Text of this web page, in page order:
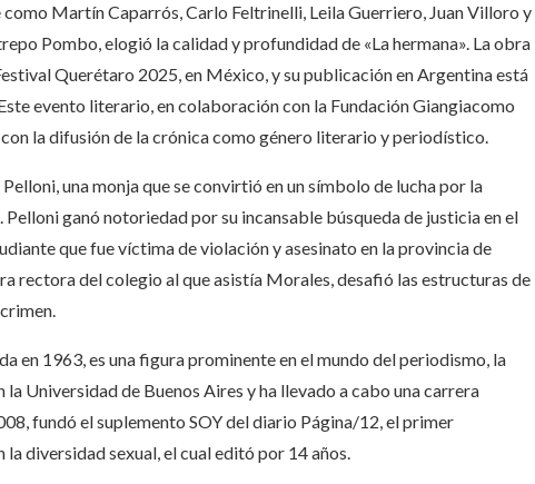
Martín Caparrós, Carlo Feltrinelli, Leila Guerriero, Juan Villoro y
Pombo, elogió la calidad y profundidad de «La hermana». La obra
Querétaro 2025, en México, y su publicación en Argentina está
evento literario, en colaboración con la Fundación Giangiacomo
la difusión de la crónica como género literario y periodístico.
una monja que se convirtió en un símbolo de lucha por la
ganó notoriedad por su incansable búsqueda de justicia en el
que fue víctima de violación y asesinato en la provincia de
rectora del colegio al que asistía Morales, desafió las estructuras de
en 1963, es una figura prominente en el mundo del periodismo, la
Universidad de Buenos Aires y ha llevado a cabo una carrera
fundó el suplemento SOY del diario Página/12, el primer
diversidad sexual, el cual editó por 14 años.